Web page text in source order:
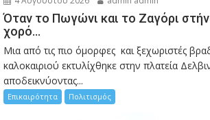
Όταν το Πωγώνι και το Ζαγόρι
χορό…
Μια από τις πιο όμορφες και ξεχωριστές
καλοκαιριού εκτυλίχθηκε στην πλατεία
αποδεικνύοντας...
Επικαιρότητα Πολιτισμός